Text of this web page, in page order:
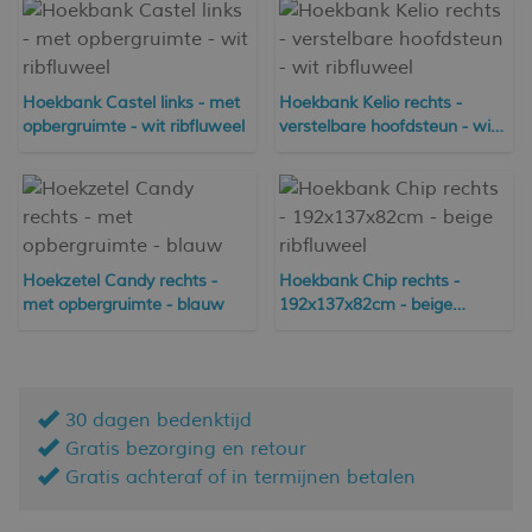
Hoekbank Castel links - met
opbergruimte - wit ribfluweel
Hoekbank Kelio rechts -
verstelbare hoofdsteun - wit
Hoekzetel Candy rechts -
met opbergruimte - blauw
Hoekbank Chip rechts -
192x137x82cm - beige
30 dagen bedenktijd
Gratis bezorging en retour
Gratis achteraf of in termijnen betalen